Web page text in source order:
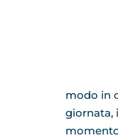
modo in
giornata,